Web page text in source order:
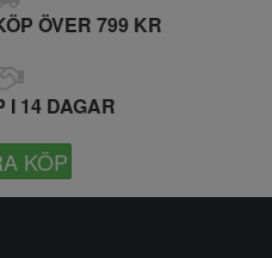
ÖVER 799 KR
I 14 DAGAR
KÖP